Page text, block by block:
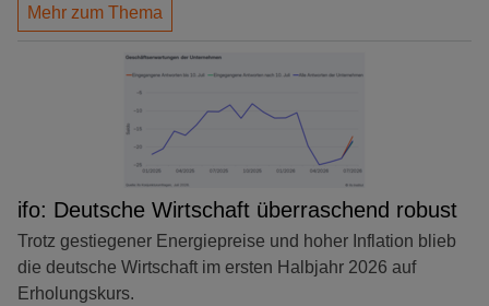
Mehr zum Thema
ifo: Deutsche Wirtschaft überraschend robust
Trotz gestiegener Energiepreise und hoher Inflation blieb
die deutsche Wirtschaft im ersten Halbjahr 2026 auf
Erholungskurs.